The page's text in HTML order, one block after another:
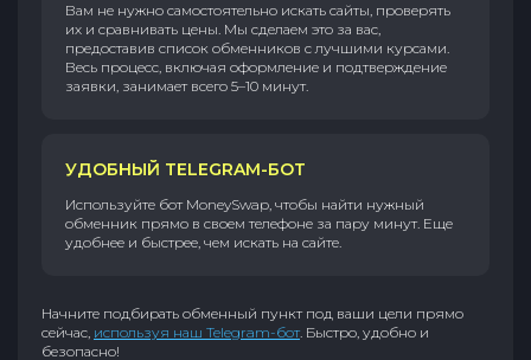
Вам не нужно самостоятельно искать сайты, проверять
их и сравнивать цены. Мы сделаем это за вас,
предоставив список обменников с лучшими курсами.
Весь процесс, включая оформление и подтверждение
заявки, занимает всего 5–10 минут.
УДОБНЫЙ TELEGRAM-БОТ
Используйте бот MoneySwap, чтобы найти нужный
обменник прямо в своем телефоне за пару минут. Еще
удобнее и быстрее, чем искать на сайте.
Начните подбирать обменный пункт под ваши цели прямо
сейчас, используя наш Telegram-бот. Быстро, удобно и
безопасно!